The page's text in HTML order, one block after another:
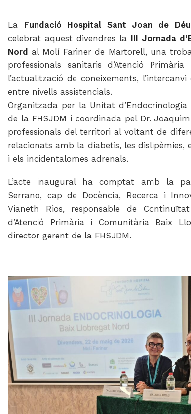
La Fundació Hospital Sant Joan de
celebrat aquest divendres la III Jornada
Nord al Molí Fariner de Martorell, una
professionals sanitaris d’Atenció
l’actualització de coneixements,
entre nivells assistencials.
Organitzada per la Unitat
de la FHSJDM i coordinada pel Dr.
professionals del territori al voltant de
relacionats amb la diabetis, les dislipèmies,
i els incidentalomes adrenals.
L’acte inaugural ha comptat amb la
Serrano, cap de Docència, Recerca i
Vianeth Rios, responsable de
d’Atenció Primària i Comunitària Baix
director gerent de la FHSJDM.